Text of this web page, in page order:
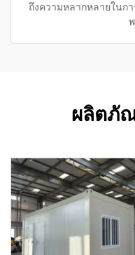
ถึงความหลากหลายในก
ผลิตภั